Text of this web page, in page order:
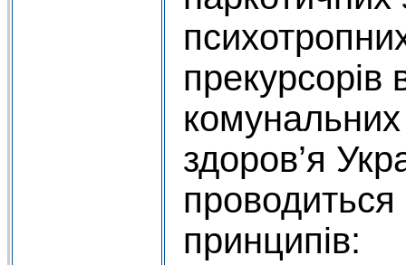
прекурсорів
здоров’я
проводиться
принципів: